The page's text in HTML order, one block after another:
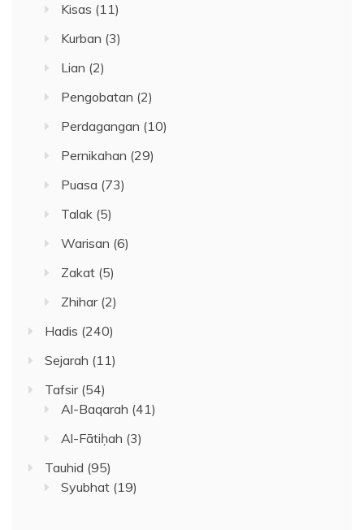
Kisas (11)
Kurban (3)
Lian (2)
Pengobatan (2)
Perdagangan (10)
Pernikahan (29)
Puasa (73)
Talak (5)
Warisan (6)
Zakat (5)
Zhihar(2)
Hadis (240)
Sejarah (11)
Tafsir(54)
Al-Baqarah (41)
Al-Fātiḥah (3)
Tauhid (95)
Syubhat (19)